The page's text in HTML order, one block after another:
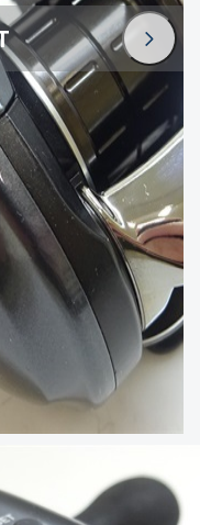
D
態が悪いが使用はで
、改造品も含む
ギ、雑品、その他につきましては
ございません。 状態は写真にて
い。